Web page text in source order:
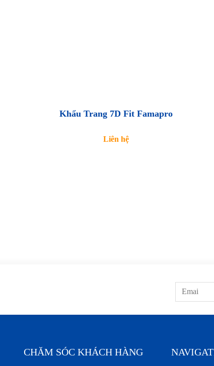
Khẩu Trang 7D Fit Famapro
Liên hệ
CHĂM SÓC KHÁCH HÀNG